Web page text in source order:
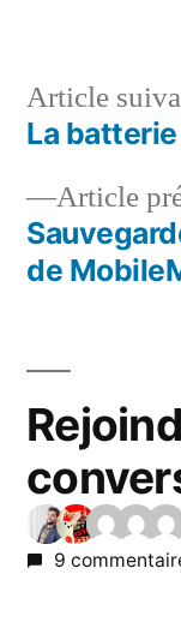
de
l’article
Article
de
Article
La
9